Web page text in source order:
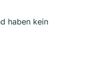
haben kein